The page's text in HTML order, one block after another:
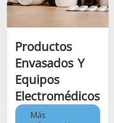
Productos
Envasados Y
Equipos
Electromédicos
Más